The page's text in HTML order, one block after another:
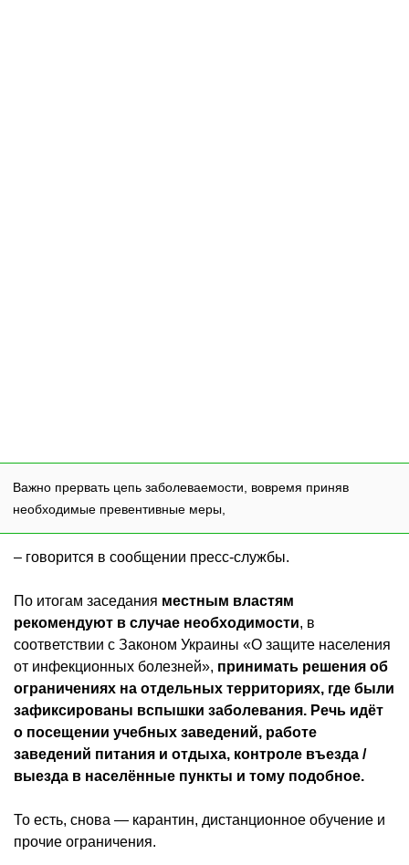
Важно прервать цепь заболеваемости, вовремя приняв
необходимые превентивные меры,
– говорится в сообщении пресс-службы.
По итогам заседания местным властям
рекомендуют в случае необходимости, в
соответствии с Законом Украины «О защите населения
от инфекционных болезней», принимать решения об
ограничениях на отдельных территориях, где были
зафиксированы вспышки заболевания. Речь идёт
о посещении учебных заведений, работе
заведений питания и отдыха, контроле въезда /
выезда в населённые пункты и тому подобное.
То есть, снова — карантин, дистанционное обучение и
прочие ограничения.